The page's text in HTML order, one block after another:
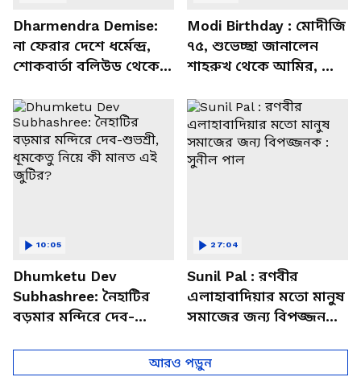
Dharmendra Demise:
না ফেরার দেশে ধর্মেন্দ্র,
শোকবার্তা বলিউড থেকে
Modi Birthday : মোদীজি
৭৫, শুভেচ্ছা জানালেন
শাহরুখ থেকে আমির, কী
Dhumketu Dev
Subhashree: নৈহাটির
বড়মার মন্দিরে দেব-
10:05
Sunil Pal : রণবীর
এলাহাবাদিয়ার মতো মানুষ
সমাজের জন্য বিপজ্জনক :
27:04
আরও পড়ুন